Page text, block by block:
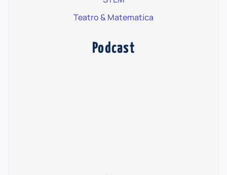
Teatro & Matematica
Podcast